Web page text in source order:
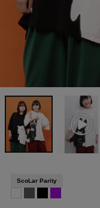
ScoLar Parity